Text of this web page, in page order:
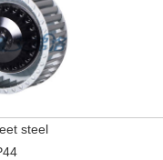
steel